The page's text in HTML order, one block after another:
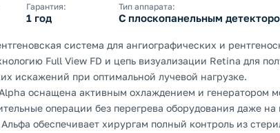
Гарантия:
1 год
Тип аппарата:
С плоскопанельным
система для ангиографических и
Full View FD и цепь визуализации Retina для
искажений при оптимальной лучевой нагрузке.
оснащена активным охлаждением и генератором
операции без перегрева оборудования даже
обеспечивает хирургам полный контроль из